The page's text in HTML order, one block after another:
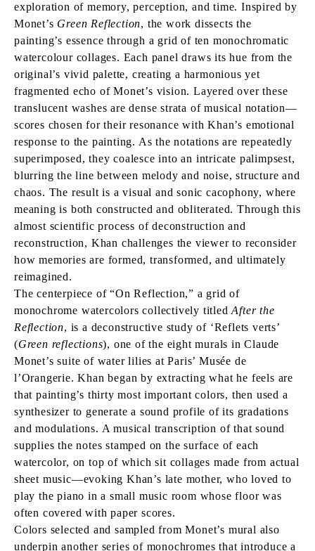
exploration of memory, perception, and time. Inspired by
Monet’s Green Reflection, the work dissects the
painting’s essence through a grid of ten monochromatic
watercolour collages. Each panel draws its hue from the
original’s vivid palette, creating a harmonious yet
fragmented echo of Monet’s vision. Layered over these
translucent washes are dense strata of musical notation—
scores chosen for their resonance with Khan’s emotional
response to the painting. As the notations are repeatedly
superimposed, they coalesce into an intricate palimpsest,
blurring the line between melody and noise, structure and
chaos. The result is a visual and sonic cacophony, where
meaning is both constructed and obliterated. Through this
almost scientific process of deconstruction and
reconstruction, Khan challenges the viewer to reconsider
how memories are formed, transformed, and ultimately
reimagined.
The centerpiece of “On Reflection,” a grid of
monochrome watercolors collectively titledAfter the
Reflection, is a deconstructive study of ‘Reflets verts’
(Green reflections), one of the eight murals in Claude
Monet’s suite of water lilies at Paris’ Musée de
l’Orangerie. Khan began by extracting what he feels are
that painting’s thirty most important colors, then used a
synthesizer to generate a sound profile of its gradations
and modulations. A musical transcription of that sound
supplies the notes stamped on the surface of each
watercolor, on top of which sit collages made from actual
sheet music—evoking Khan’s late mother, who loved to
play the piano in a small music room whose floor was
often covered with paper scores.
Colors selected and sampled from Monet’s mural also
underpin another series of monochromes that introduce a